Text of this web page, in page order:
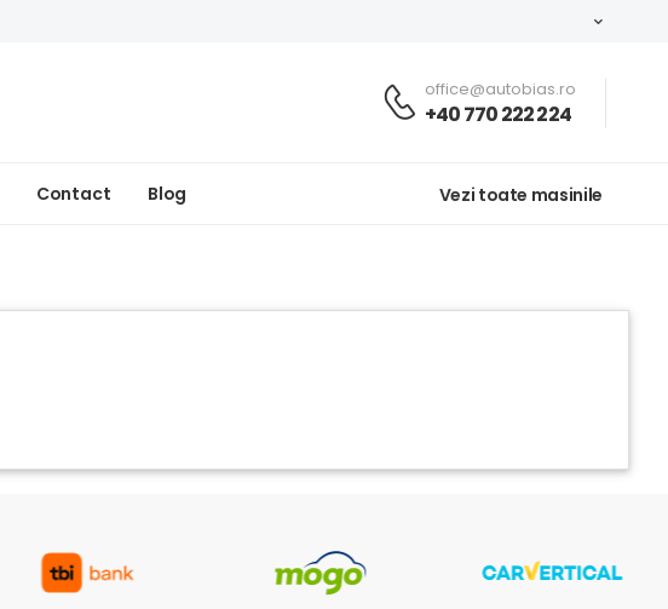
office@autobias.ro
+40 770 222 224
Contact Blog Vezi toate masinile